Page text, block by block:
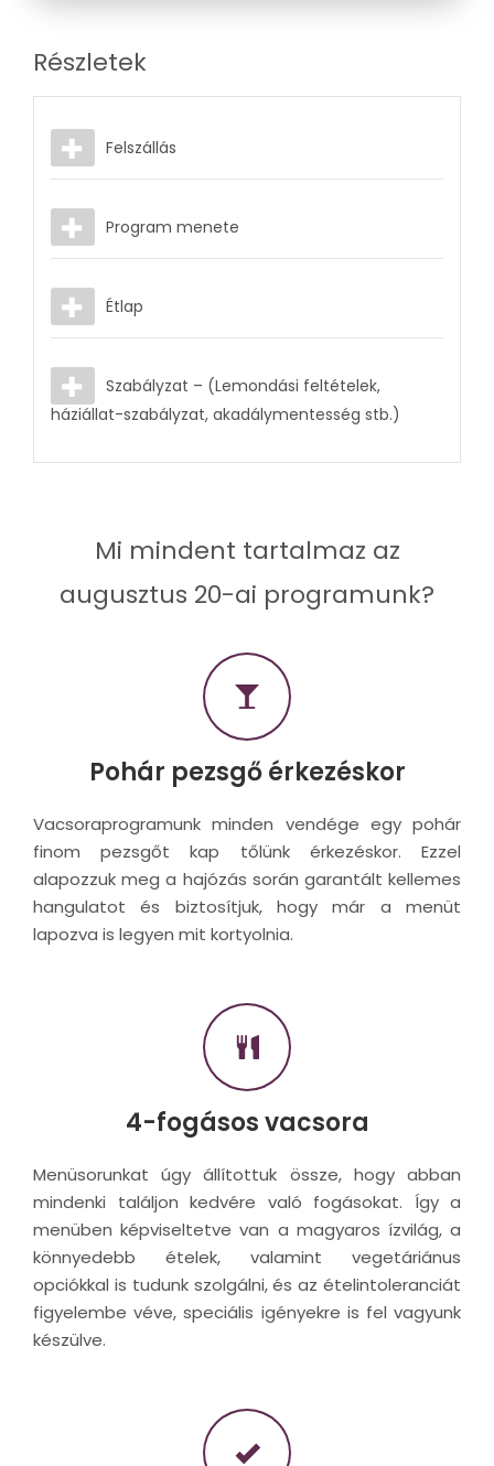
Részletek
Felszállás
Program menete
Étlap
Szabályzat – (Lemondási feltételek,
háziállat-szabályzat, akadálymentesség stb.)
Mi mindent tartalmaz az
augusztus 20-ai programunk?
Pohár pezsgő érkezéskor
Vacsoraprogramunk minden vendége egy pohár
finom pezsgőt kap tőlünk érkezéskor. Ezzel
alapozzuk meg a hajózás során garantált kellemes
hangulatot és biztosítjuk, hogy már a menüt
lapozva is legyen mit kortyolnia.
4-fogásos vacsora
Menüsorunkat úgy állítottuk össze, hogy abban
mindenki találjon kedvére való fogásokat. Így a
menüben képviseltetve van a magyaros ízvilág, a
könnyedebb ételek, valamint vegetáriánus
opciókkal is tudunk szolgálni, és az ételintoleranciát
figyelembe véve, speciális igényekre is fel vagyunk
készülve.